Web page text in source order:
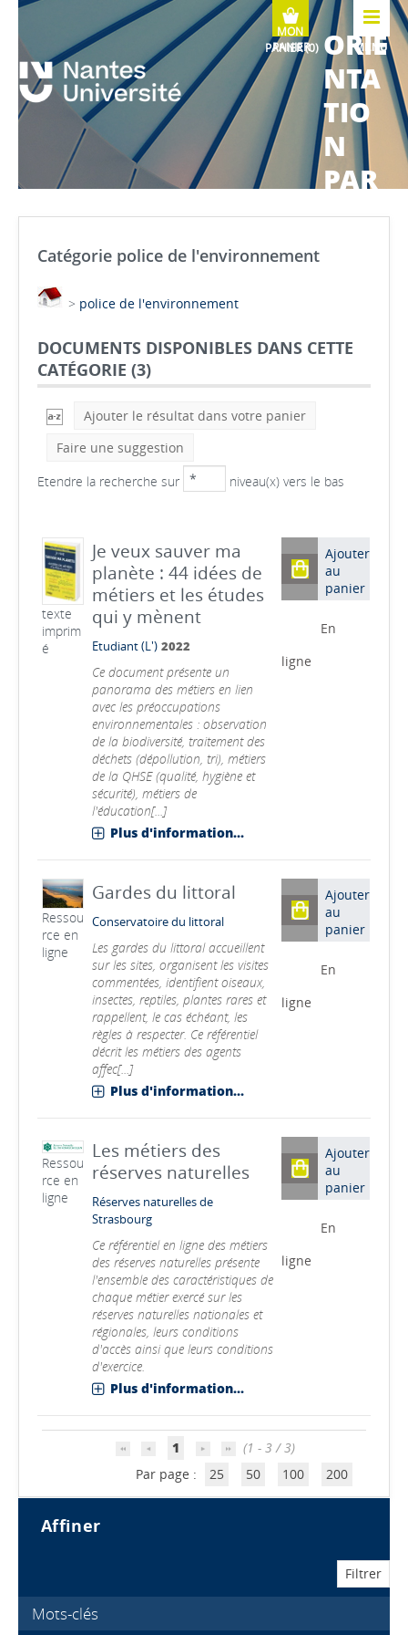
MENU
ORIE
NTA
TIO
N
PAR
COU
Catégorie police de l'environnement
> police de l'environnement
DOCUMENTS DISPONIBLES DANS CETTE
CATÉGORIE (3)
Ajouter le résultat dans votre panier
Faire une suggestion
Etendre la recherche sur
niveau(x) vers le bas
texte
imprim
é
Je veux sauver ma
planète : 44 idées de
métiers et les études
qui y mènent
Etudiant (L') 2022
Ce document présente un
panorama des métiers en lien
avec les préoccupations
environnementales : observation
de la biodiversité, traitement des
déchets (dépollution, tri), métiers
de la QHSE (qualité, hygiène et
sécurité), métiers de
l'éducation[...]
Plus d'information...
Ajouter
au
panier
En
ligne
Ressou
rce en
ligne
Gardes du littoral
Conservatoire du littoral
Les gardes du littoral accueillent
sur les sites, organisent les visites
commentées, identifient oiseaux,
insectes, reptiles, plantes rares et
rappellent, le cas échéant, les
règles à respecter. Ce référentiel
décrit les métiers des agents
affec[...]
Plus d'information...
Ajouter
au
panier
En
ligne
Ressou
rce en
ligne
Les métiers des
réserves naturelles
Réserves naturelles de
Strasbourg
Ce référentiel en ligne des métiers
des réserves naturelles présente
l'ensemble des caractéristiques de
chaque métier exercé sur les
réserves naturelles nationales et
régionales, leurs conditions
d'accès ainsi que leurs conditions
d'exercice.
Plus d'information...
Ajouter
au
panier
En
ligne
1
(1 - 3 / 3)
Par page :
25 50 100 200
affiner
Mots-clés